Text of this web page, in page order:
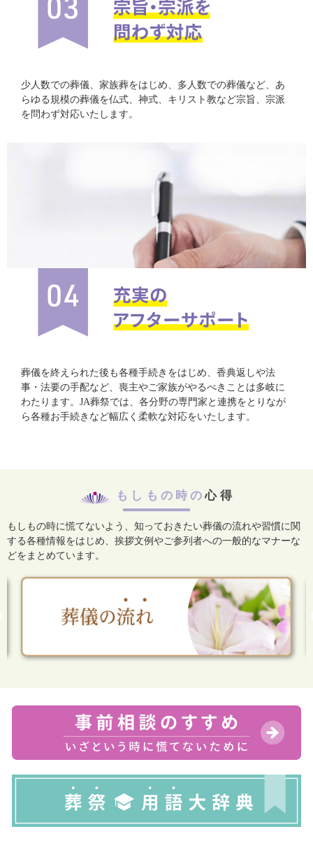
少人数での葬儀、家族葬をはじめ、多人数での葬儀など、あ
らゆる規模の葬儀を仏式、神式、キリスト教など宗旨、宗派
を問わず対応いたします。
葬儀を終えられた後も各種手続きをはじめ、香典返しや法
事・法要の手配など、喪主やご家族がやるべきことは多岐に
わたります。JA葬祭では、各分野の専門家と連携をとりなが
ら各種お手続きなど幅広く柔軟な対応をいたします。
もしもの時の心得
もしもの時に慌てないよう、知っておきたい葬儀の流れや習慣に関
する各種情報をはじめ、 挨拶文例やご参列者への一般的なマナーな
どをまとめています。